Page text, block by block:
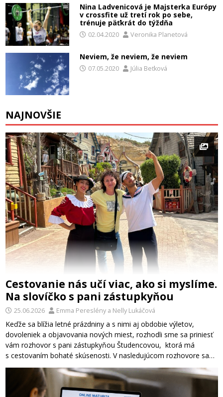
Nina Ladvenicová je Majsterka Európy
v crossfite už tretí rok po sebe,
trénuje päťkrát do týždňa
02.04.2020 Veronika Planetová
Neviem, že neviem, že neviem
07.05.2020 Júlia Beťková
NAJNOVŠIE
Cestovanie nás učí viac, ako si myslíme.
Na slovíčko s pani zástupkyňou
25.06.2026 Emma Pereslénya Nelly Lukáčová
Keďže sa blížia letné prázdniny a s nimi aj obdobie výletov,
dovoleniek a objavovania nových miest, rozhodli sme sa priniesť
vám rozhovor s pani zástupkyňou Študencovou, ktorá má
s cestovaním bohaté skúsenosti. V nasledujúcom rozhovore sa…